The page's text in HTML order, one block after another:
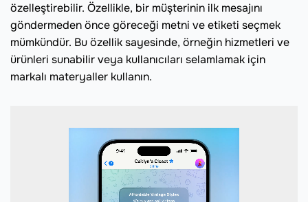
özelleştirebilir. Özellikle, bir müşterinin ilk mesajını
göndermeden önce göreceği metni ve etiketi seçmek
mümkündür. Bu özellik sayesinde, örneğin hizmetleri ve
ürünleri sunabilir veya kullanıcıları selamlamak için
markalı materyaller kullanın.